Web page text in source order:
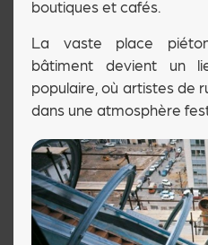
boutiques et cafés.
La vaste place
bâtiment devient un
populaire, où artistes de
dans une atmosphère